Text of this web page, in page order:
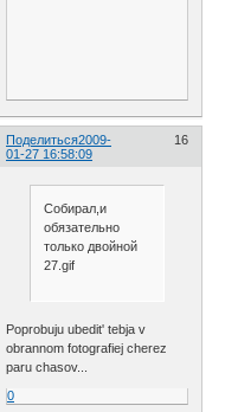
Поделиться 16
2009-
01-27 16:58:09
Собирал,и
обязательно
только двойной
27.gif
Poprobuju ubedit' tebja v
obrannom fotografiej cherez
paru chasov...
0